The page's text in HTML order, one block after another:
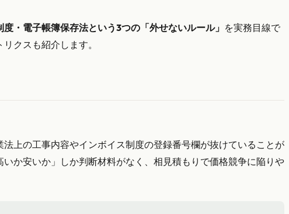
・電子帳簿保存法という3つの「外せないルール」 を実務目線で
クスも紹介します。
上の工事内容やインボイス制度の登録番号欄が抜けていることが
か安いか」しか判断材料がなく、相見積もりで価格競争に陥りや